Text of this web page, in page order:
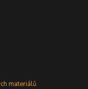
materiálů